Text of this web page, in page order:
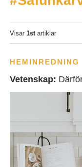
Visar 1startiklar
HEMINREDNING
Vetenskap: